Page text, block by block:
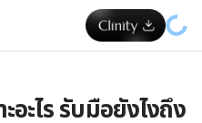
อะไร รับมือยังไงถึง